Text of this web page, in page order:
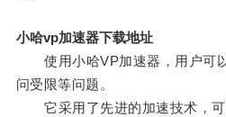
小哈vp加速器下载地址
使用小哈VP加速器，用户可
问受限等问题。
它采用了先进的加速技术，可